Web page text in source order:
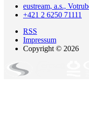
eustream, a.s.,
+421 2 6250 71111
RSS
Impressum
Copyright © 2026